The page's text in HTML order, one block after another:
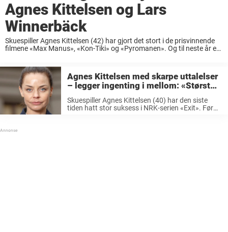
Agnes Kittelsen og Lars
Winnerbäck
Skuespiller Agnes Kittelsen (42) har gjort det stort i de prisvinnende
filmene «Max Manus», «Kon-Tiki» og «Pyromanen». Og til neste år er
Agnes Kittelsen med skarpe uttalelser
– legger ingenting i mellom: «Størst
Skuespiller Agnes Kittelsen (40) har den siste
tiden hatt stor suksess i NRK-serien «Exit». Før